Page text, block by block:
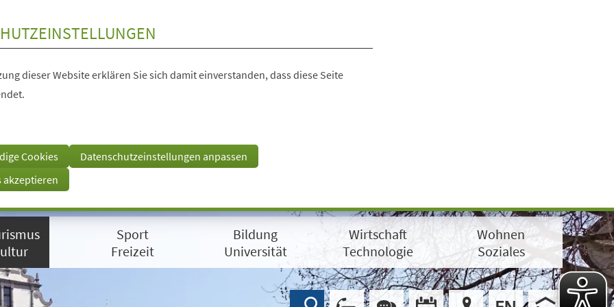
dieser Website erklären Sie sich damit einverstanden, dass diese Seite
Cookies
Datenschutzeinstellungen anpassen
akzeptieren
Sport
Freizeit
Bildung
Universität
Wirtschaft
Technologie
Wohnen
Soziales